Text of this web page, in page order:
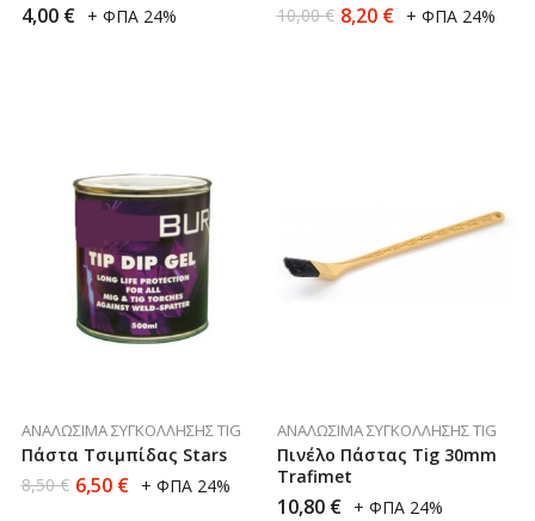
4,00 € + ΦΠΑ 24%
10,00€ 8,20 € + ΦΠΑ 24%
ΑΝΑΛΏΣΙΜΑ ΣΥΓΚΌΛΛΗΣΗΣ TIG
Πάστα Τσιμπίδας Stars
8,50€ 6,50 € + ΦΠΑ 24%
ΑΝΑΛΏΣΙΜΑ ΣΥΓΚΌΛΛΗΣΗΣ TIG
Πινέλο Πάστας Tig 30mm
Trafimet
10,80 € + ΦΠΑ 24%